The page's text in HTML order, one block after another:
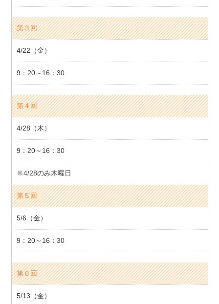
第３回
4/22（金）
9：20～16：30
第４回
4/28（木）
9：20～16：30
※4/28のみ木曜日
第５回
5/6（金）
9：20～16：30
第６回
5/13（金）